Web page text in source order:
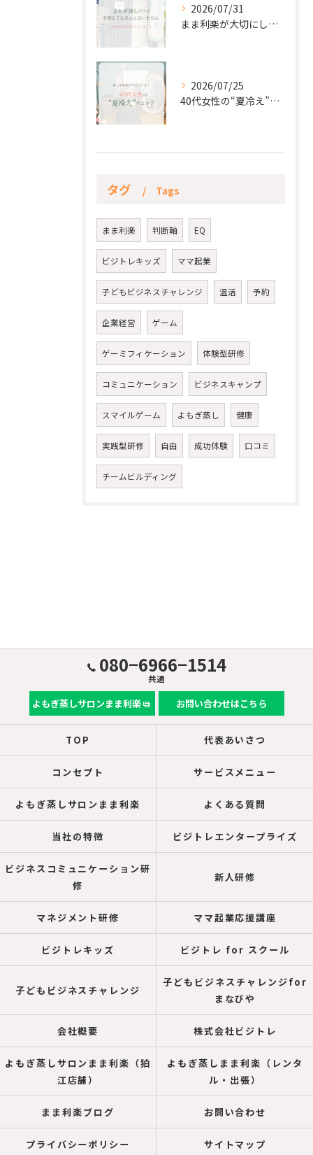
2026/07/31
まま利楽が大切にしていること✨
2026/07/25
40代女性の“夏冷え”チェック☀️
タグ Tags
まま利楽 判断軸 EQ
ビジトレキッズ ママ起業
子どもビジネスチャレンジ 温活 予約
企業経営 ゲーム
ゲーミフィケーション 体験型研修
コミュニケーション ビジネスキャンプ
スマイルゲーム よもぎ蒸し 健康
実践型研修 自由 成功体験 口コミ
チームビルディング
080−6966−1514
共通
よもぎ蒸しサロンまま利楽 お問い合わせはこちら
TOP 代表あいさつ
コンセプト サービスメニュー
よもぎ蒸しサロンまま利楽 よくある質問
当社の特徴 ビジトレエンタープライズ
ビジネスコミュニケーション研
修
新人研修
マネジメント研修 ママ起業応援講座
ビジトレキッズ ビジトレ for スクール
子どもビジネスチャレンジ
子どもビジネスチャレンジfor
まなびや
会社概要 株式会社ビジトレ
よもぎ蒸しサロンまま利楽（狛
江店舗）
よもぎ蒸しまま利楽（レンタ
ル・出張）
まま利楽ブログ お問い合わせ
プライバシーポリシー サイトマップ